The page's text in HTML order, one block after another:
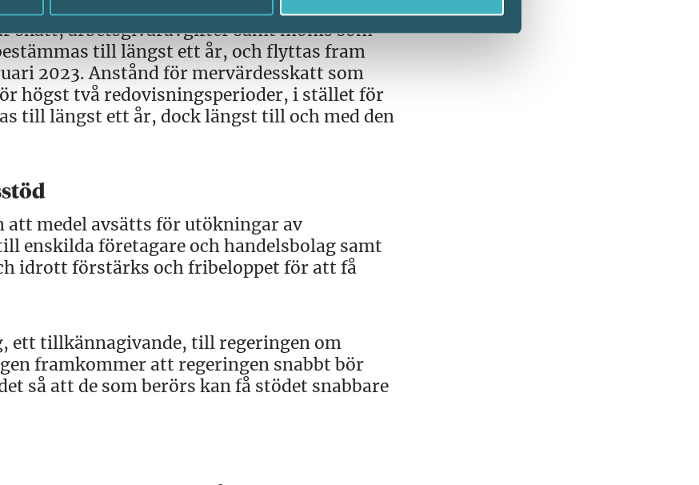
skatt, arbetsgivaravgifter samt moms som
till längst ett år, och flyttas fram
2023. Anstånd för mervärdesskatt som
högst två redovisningsperioder, i stället för
till längst ett år, dock längst till och med den
att medel avsätts för utökningar av
enskilda företagare och handelsbolag samt
idrott förstärks och fribeloppet för att få
ett tillkännagivande, till regeringen om
framkommer att regeringen snabbt bör
så att de som berörs kan få stödet snabbare